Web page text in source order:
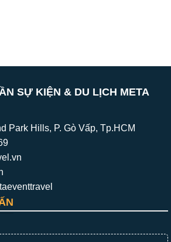
SỰ KIỆN & DU LỊCH META
Park Hills, P. Gò Vấp, Tp.HCM